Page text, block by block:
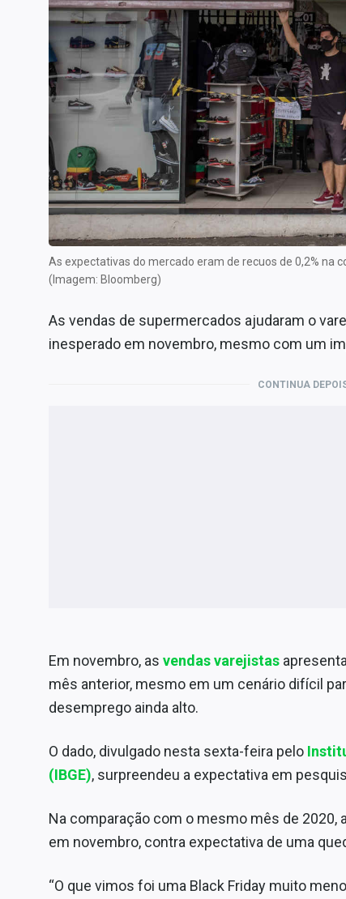
Política
Money Trader
Colunas
Especiais
Marketing
Tecnologia
Conteúdo de Marca
Sobre
Expediente
As expectativas do mercado eram de recuos de 0,2% na
(Imagem: Bloomberg)
As vendas de supermercados ajudaram o
inesperado em novembro, mesmo com um
CONTINUA
Em novembro, as vendas varejistas
mês anterior, mesmo em um cenário difícil
desemprego ainda alto.
O dado, divulgado nesta sexta-feira pelo
(IBGE), surpreendeu a expectativa em
Na comparação com o mesmo mês de 2020,
em novembro, contra expectativa de uma
“O que vimos foi uma Black Friday muito